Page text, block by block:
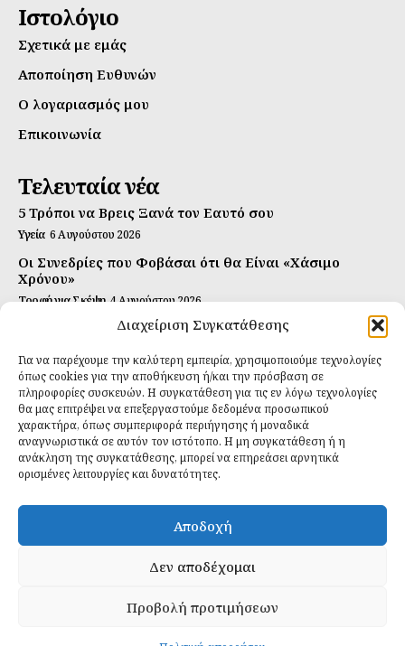
Διαχείριση Συγκατάθεσης
Για να παρέχουμε την καλύτερη εμπειρία, χρησιμοποιούμε τεχνολογίες
όπως cookies για την αποθήκευση ή/και την πρόσβαση σε
πληροφορίες συσκευών. Η συγκατάθεση για τις εν λόγω τεχνολογίες
θα μας επιτρέψει να επεξεργαστούμε δεδομένα προσωπικού
χαρακτήρα, όπως συμπεριφορά περιήγησης ή μοναδικά
αναγνωριστικά σε αυτόν τον ιστότοπο. Η μη συγκατάθεση ή η
ανάκληση της συγκατάθεσης, μπορεί να επηρεάσει αρνητικά
ορισμένες λειτουργίες και δυνατότητες.
Αποδοχή
Δεν αποδέχομαι
Προβολή προτιμήσεων
Ιστολόγιο
Σχετικά με εμάς
Αποποίηση Ευθυνών
Ο λογαριασμός μου
Επικοινωνία
Τελευταία νέα
5 Τρόποι να Βρεις Ξανά τον Εαυτό σου
Υγεία 6 Αυγούστου 2026
Οι Συνεδρίες που Φοβάσαι ότι θα Είναι «Χάσιμο
Χρόνου»
Τροφή για Σκέψη 4 Αυγούστου 2026
Αυτή Είναι η Συνταγή για Τέλεια Κομπούτσα
Ιδανικές Τροφές 26 Ιουλίου 2026
Εγγραφείτε
ΕΓΓΡΑΦΉ
Έχω διαβάσει και δέχομαι τηνπολιτική απορρήτου